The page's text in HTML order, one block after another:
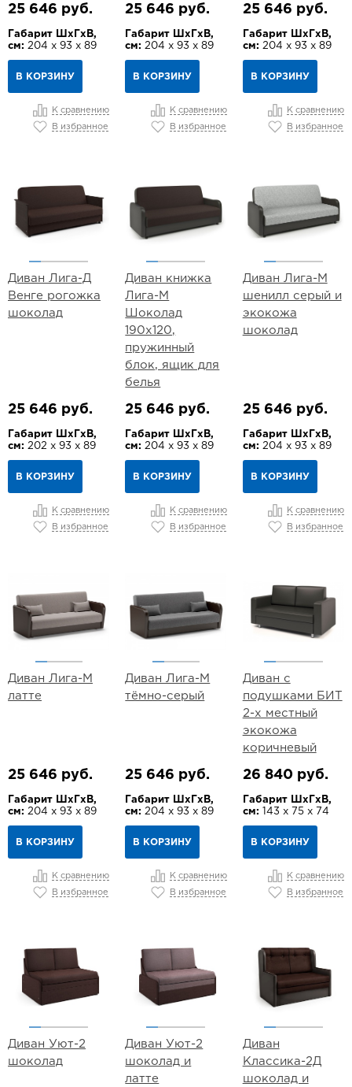
25 646 руб.
Габарит ШхГхВ,
см: 204 х 93 х 89
В КОРЗИНУ
К сравнению
В избранное
25 646 руб.
Габарит ШхГхВ,
см: 204 х 93 х 89
В КОРЗИНУ
К сравнению
В избранное
25 646 руб.
Габарит ШхГхВ,
см: 204 х 93 х 89
В КОРЗИНУ
К сравнению
В избранное
Диван Лига-Д
Венге рогожка
шоколад
25 646 руб.
Габарит ШхГхВ,
см: 202 х 93 х 89
В КОРЗИНУ
К сравнению
В избранное
Диван книжка
Лига-М
Шоколад
190х120,
пружинный
блок, ящик для
белья
25 646 руб.
Габарит ШхГхВ,
см: 204 х 93 х 89
В КОРЗИНУ
К сравнению
В избранное
Диван Лига-М
шенилл серый и
экокожа
шоколад
25 646 руб.
Габарит ШхГхВ,
см: 204 х 93 х 89
В КОРЗИНУ
К сравнению
В избранное
Диван Лига-М
латте
25 646 руб.
Габарит ШхГхВ,
см: 204 х 93 х 89
В КОРЗИНУ
К сравнению
В избранное
Диван Лига-М
тёмно-серый
25 646 руб.
Габарит ШхГхВ,
см: 204 х 93 х 89
В КОРЗИНУ
К сравнению
В избранное
Диван с
подушками БИТ
2-х местный
экокожа
коричневый
26 840 руб.
Габарит ШхГхВ,
см: 143 х 75 х 74
В КОРЗИНУ
К сравнению
В избранное
Диван Уют-2
шоколад
Диван Уют-2
шоколад и
латте
Диван
Классика-2Д
шоколад и